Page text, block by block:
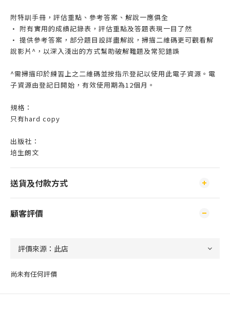
附特訓手冊，評估重點、參考答案、解說一應俱全
• 附有實用的成績記錄表，評估重點及答題表現一目了然
• 提供參考答案，部分題目設詳盡解說，掃描二維碼更可觀看解
說影片^，以深入淺出的方式幫助破解難題及常犯錯誤
^需掃描印於練習上之二維碼並按指示登記以使用此電子資源。電
子資源由登記日開始，有效使用期為12個月。
規格：
只有hard copy
出版社：
培生朗文
送貨及付款方式
顧客評價
尚未有任何評價